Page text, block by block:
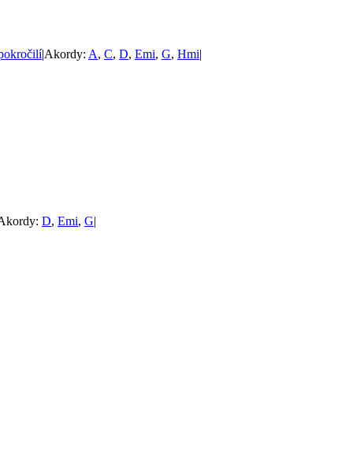
|Akordy: A, C, D, Emi, G, Hmi|
D, Emi, G|